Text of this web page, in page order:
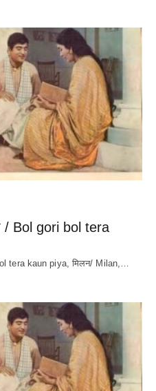
/ Bol gori bol tera
bol tera kaun piya, मिलन/ Milan,…